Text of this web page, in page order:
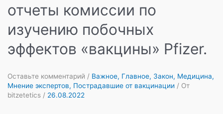
отчеты комиссии по
изучению побочных
эффектов «вакцины» Pfizer.
Оставьте комментарий / Важное, Главное, Закон, Медицина,
Мнение экспертов, Пострадавшие от вакцинации / От
bitzetetics / 26.08.2022